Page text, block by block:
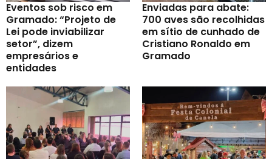
Eventos sob risco em
Gramado: “Projeto de
Lei pode inviabilizar
setor”, dizem
empresários e
entidades
Enviadas para abate:
700 aves são recolhidas
em sítio de cunhado de
Cristiano Ronaldo em
Gramado